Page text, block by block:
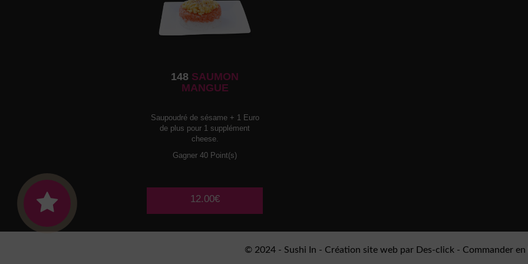
148 SAUMON
MANGUE
Saupoudré de sésame + 1 Euro
de plus pour 1 supplément
cheese.
Gagner 40 Point(s)
12.00€
© 2024 - Sushi In - Création site web par Des-click - Commander en